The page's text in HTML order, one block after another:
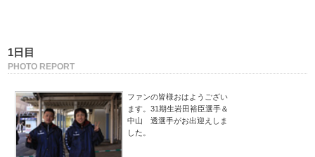
1日目
PHOTO REPORT
ファンの皆様おはようござい
ます。31期生岩田裕臣選手＆
中山 透選手がお出迎えしま
した。